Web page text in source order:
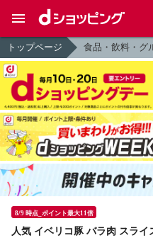
トップページ 食品・飲料・グ
8/9 時点_ポイント最大11倍
人気 イベリコ豚 バラ肉 スライ